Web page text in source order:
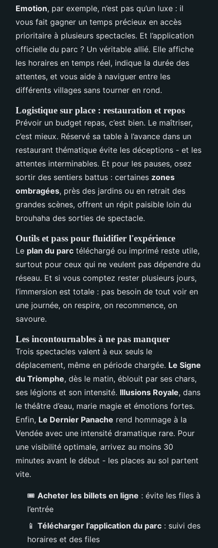
Emotion, par exemple, n’est pas qu’un luxe : il
vous fait gagner un temps précieux en accès
prioritaire à plusieurs spectacles. Et l’application
officielle du parc ? Un véritable allié. Elle affiche
les horaires en temps réel, indique la durée des
attentes, et vous aide à naviguer entre les
différents villages sans tourner en rond.
Logistique sur place : restauration et repos
Prévoir un budget repas, c’est bien. Le maîtriser,
c’est mieux. Réservé sa table à l’avance dans un
restaurant thématique évite les déceptions - et les
attentes interminables. Et pour les pauses, osez
sortir des sentiers battus : certaines zones
ombragées, près des jardins ou en retrait des
grandes scènes, offrent un répit paisible loin du
brouhaha des sorties de spectacle.
Outils et pass pour fluidifier l'expérience
Le plan du parc téléchargé ou imprimé reste utile,
surtout pour ceux qui ne veulent pas dépendre du
réseau. Et si vous comptez rester plusieurs jours,
l’immersion est totale : pas besoin de tout voir en
une journée, on respire, on recommence, on
savoure.
Les incontournables à ne pas manquer
Trois spectacles valent à eux seuls le
déplacement, même en période chargée. Le Signe
du Triomphe, dès le matin, éblouit par ses chars,
ses légions et son intensité. Illusions Royale, dans
le théâtre d’eau, marie magie et émotions fortes.
Enfin, Le Dernier Panache rend hommage à la
Vendée avec une intensité dramatique rare. Pour
une visibilité optimale, arrivez au moins 30
minutes avant le début - les places au sol partent
vite.
🎟️ Acheter les billets en ligne : évite les files à
l’entrée
📱 Télécharger l’application du parc : suivi des
horaires et des files